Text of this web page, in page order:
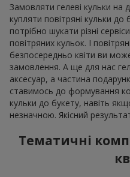
Замовляти гелеві кульки
купляти повітряні кульки
потрібно шукати різні
повітряних кульок. І
безпосередньо квіти ви
замовлення. А ще для нас
аксесуар, а частина
ставимось до формування
кульки до букету, навіть
незначною. Якісний
Тематичні